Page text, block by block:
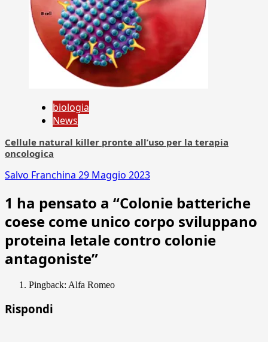
biologia
News
Cellule natural killer pronte all’uso per la terapia
oncologica
Salvo Franchina 29 Maggio 2023
1 ha pensato a “Colonie batteriche
coese come unico corpo sviluppano
proteina letale contro colonie
antagoniste”
Pingback: Alfa Romeo
Rispondi